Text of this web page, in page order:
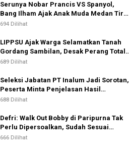
Serunya Nobar Prancis VS Spanyol,
Bang Ilham Ajak Anak Muda Medan Tiru
Kejayaan Legenda Bola 80-an
694 Dilihat
LIPPSU Ajak Warga Selamatkan Tanah
Gordang Sambilan, Desak Perang Total
Melawan Mafia PETI
689 Dilihat
Seleksi Jabatan PT Inalum Jadi Sorotan,
Peserta Minta Penjelasan Hasil
Assessment
688 Dilihat
Defri: Walk Out Bobby di Paripurna Tak
Perlu Dipersoalkan, Sudah Sesuai
Kourum
666 Dilihat